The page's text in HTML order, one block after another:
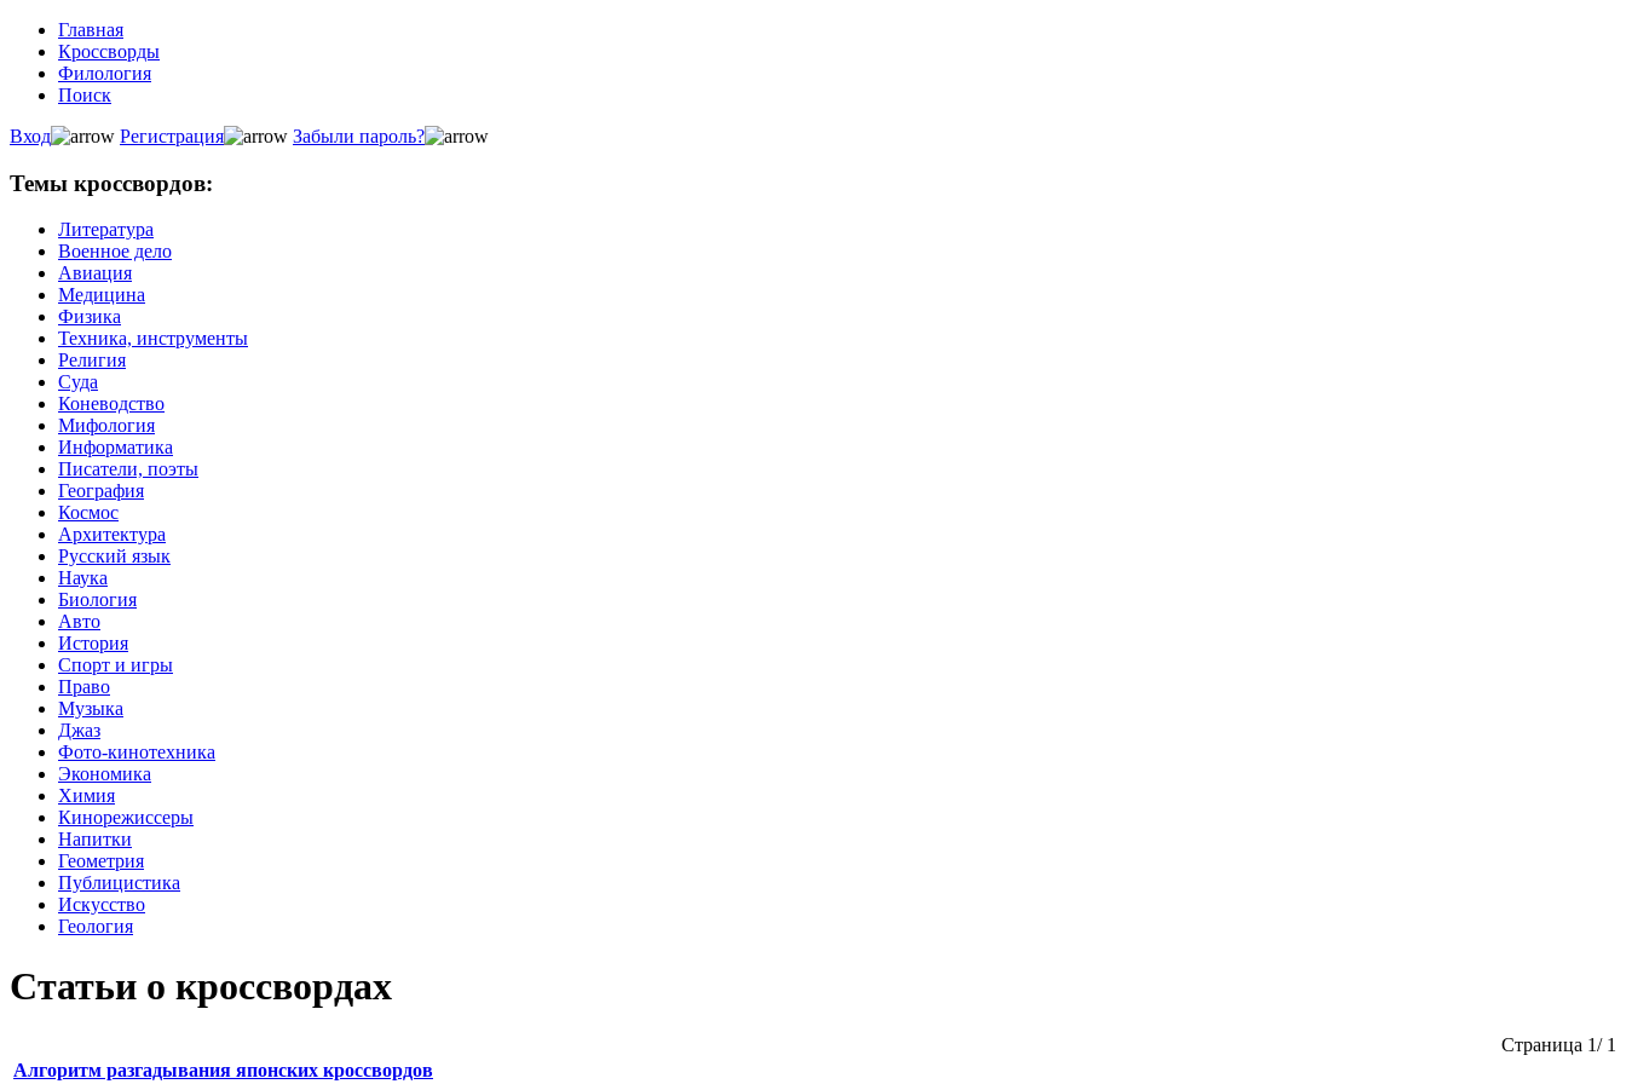
Главная
Кроссворды
Филология
Поиск
Вход
Регистрация Забыли пароль?
Темы кроссвордов:
Литература
Военное дело
Авиация
Медицина
Физика
Техника, инструменты
Религия
Суда
Коневодство
Мифология
Информатика
Писатели, поэты
География
Космос
Архитектура
Русский язык
Наука
Биология
Авто
История
Спорт и игры
Право
Музыка
Джаз
Фото-кинотехника
Экономика
Химия
Кинорежиссеры
Напитки
Геометрия
Публицистика
Искусство
Геология
Статьи о кроссвордах
Страница 1/ 1
Алгоритм разгадывания японских кроссвордов